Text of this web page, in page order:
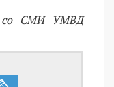
со СМИ УМВД